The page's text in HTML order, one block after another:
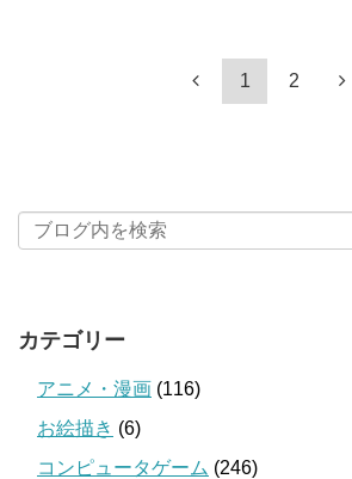
1 2
カテゴリー
アニメ・漫画 (116)
お絵描き (6)
コンピュータゲーム (246)